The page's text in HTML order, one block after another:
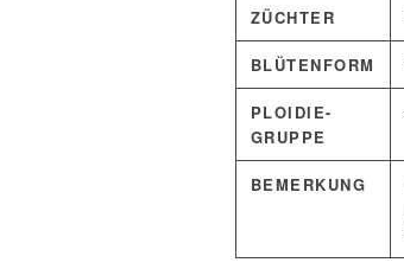
ZÜCHTER
BLÜTENFORM
PLOIDIE-
GRUPPE
BEMERKUNG